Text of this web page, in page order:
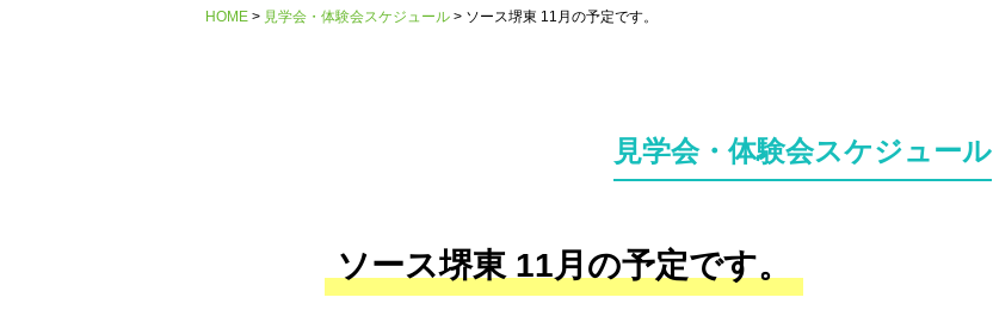
HOME 見学会・体験会スケジュール ソース堺東 11月の予定です。
見学会・体験会スケジュール
ソース堺東 11月の予定です。